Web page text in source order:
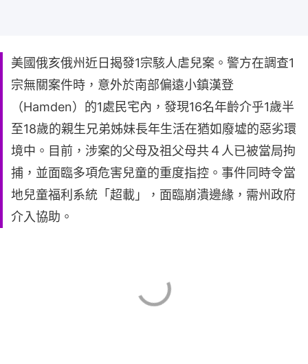
美國俄亥俄州近日揭發1宗駭人虐兒案。警方在調查1
宗無關案件時，意外於南部偏遠小鎮漢登
（Hamden）的1處民宅內，發現16名年齡介乎1歲半
至18歲的親生兄弟姊妹長年生活在猶如廢墟的惡劣環
境中。目前，涉案的父母及祖父母共４人已被當局拘
捕，並面臨多項危害兒童的重度指控。事件同時令當
地兒童福利系統「超載」，面臨崩潰邊緣，需州政府
介入協助。